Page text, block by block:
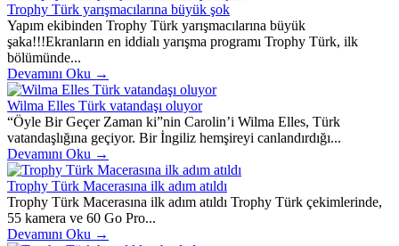
Trophy Türk yarışmacılarına büyük şok
Yapım ekibinden Trophy Türk yarışmacılarına büyük
şaka!!!Ekranların en iddialı yarışma programı Trophy Türk, ilk
bölümünde...
Devamını Oku →
Wilma Elles Türk vatandaşı oluyor
“Öyle Bir Geçer Zaman ki”nin Carolin’i Wilma Elles, Türk
vatandaşlığına geçiyor. Bir İngiliz hemşireyi canlandırdığı...
Devamını Oku →
Trophy Türk Macerasına ilk adım atıldı
Trophy Türk Macerasına ilk adım atıldı Trophy Türk çekimlerinde,
55 kamera ve 60 Go Pro...
Devamını Oku →